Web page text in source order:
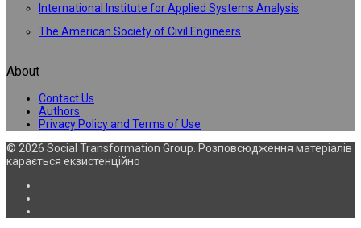
International Institute for Applied Systems Analysis
The American Society of Civil Engineers
About
Contact Us
Authors
Privacy Policy and Terms of Use
© 2026 Social Transformation Group. Розповсюдження матеріалів
карається екзистенційно